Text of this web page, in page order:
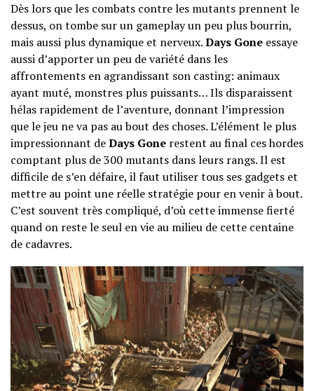
Dès lors que les combats contre les mutants prennent le
dessus, on tombe sur un gameplay un peu plus bourrin,
mais aussi plus dynamique et nerveux.Days Gone essaye
aussi d’apporter un peu de variété dans les
affrontements en agrandissant son casting: animaux
ayant muté, monstres plus puissants… Ils disparaissent
hélas rapidement de l’aventure, donnant l’impression
que le jeu ne va pas au bout des choses. L’élément le plus
impressionnant deDays Gone restent au final ces hordes
comptant plus de 300 mutants dans leurs rangs. Il est
difficile de s’en défaire, il faut utiliser tous ses gadgets et
mettre au point une réelle stratégie pour en venir à bout.
C’est souvent très compliqué, d’où cette immense fierté
quand on reste le seul en vie au milieu de cette centaine
de cadavres.